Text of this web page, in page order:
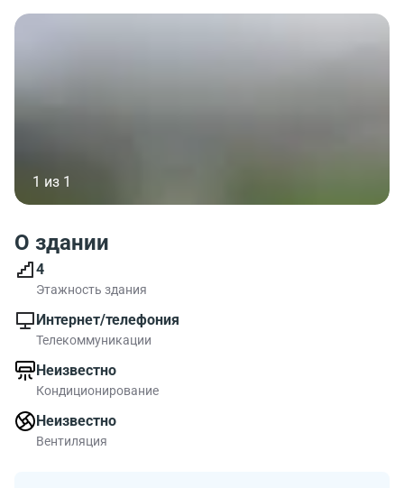
1 из 1
О здании
4
Этажность здания
Интернет/телефония
Телекоммуникации
Неизвестно
Кондиционирование
Неизвестно
Вентиляция